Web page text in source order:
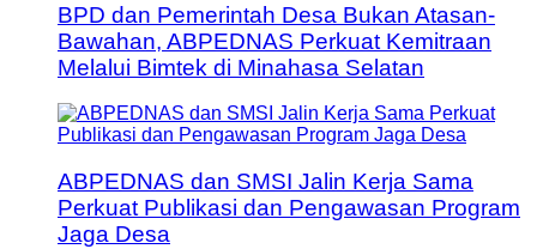
BPD dan Pemerintah Desa Bukan Atasan-
Bawahan, ABPEDNAS Perkuat Kemitraan
Melalui Bimtek di Minahasa Selatan
ABPEDNAS dan SMSI Jalin Kerja Sama
Perkuat Publikasi dan Pengawasan Program
Jaga Desa